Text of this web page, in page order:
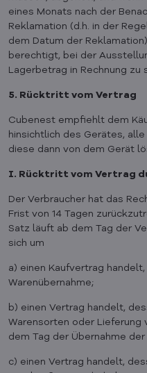
eines Monats nach der
Reklamation (d.h. in der
dem Datum der
berechtigt, bei der
Lagerbetrag in Rechnung zu
5. Rücktritt vom Vertrag
Cubenest empfiehlt dem
hinsichtlich des Gerätes,
diese dann von dem Gerät
I. Rücktritt vom Vertrag
Der Verbraucher hat das
Frist von 14 Tagen
Satz läuft ab dem Tag der
sich um
a) einen Kaufvertrag
Warenübernahme;
b) einen Vertrag handelt,
Warensorten oder Lieferung
dem Tag der Übernahme
c) einen Vertrag handelt,